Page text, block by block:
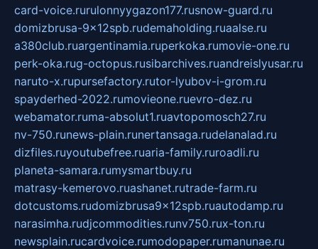
card-voice.rurulonnyygazon177.rusnow-guard.ru
domizbrusa-9x12spb.rudemaholding.ruaalse.ru
a380club.ruargentinamia.ruperkoka.rumovie-one.ru
perk-oka.rug-octopus.rusibarchives.ruandreislyusar.ru
naruto-x.rupursefactory.rutor-lyubov-i-grom.ru
spayderhed-2022.rumovieone.ruevro-dez.ru
webamator.ruma-absolut1.ruavtopomosch27.ru
nv-750.runews-plain.runertansaga.rudelanalad.ru
dizfiles.ruyoutubefree.ruaria-family.ruroadli.ru
planeta-samara.rumysmartbuy.ru
matrasy-kemerovo.ruashanet.rutrade-farm.ru
dotcustoms.rudomizbrusa9x12spb.ruautodamp.ru
narasimha.rudjcommodities.runv750.rux-ton.ru
newsplain.rucardvoice.rumodopaper.rumanunae.ru